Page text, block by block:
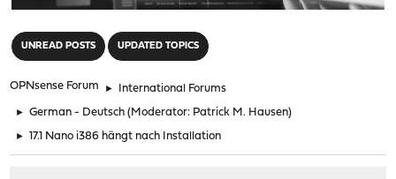
UNREAD POSTS UPDATED TOPICS
OPNsense Forum ► International Forums
► German - Deutsch (Moderator: Patrick M. Hausen)
► 17.1 Nano i386 hängt nach Installation